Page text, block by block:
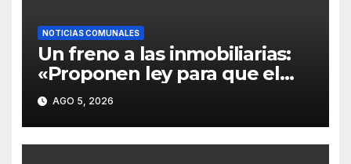
NOTICIAS COMUNALES
Un freno a las inmobiliarias:
«Proponen ley para que el
Estado compre humedales
en Temuco y detenga
desastre de US$450
millones».
AGO 5, 2026